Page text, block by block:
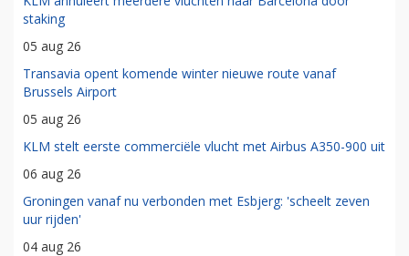
staking
05 aug 26
Transavia opent komende winter nieuwe route vanaf
Brussels Airport
05 aug 26
KLM stelt eerste commerciële vlucht met Airbus A350-900 uit
06 aug 26
Groningen vanaf nu verbonden met Esbjerg: 'scheelt zeven
uur rijden'
04 aug 26